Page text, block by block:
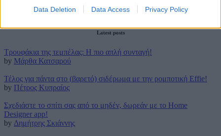
Data Deletion Data Access Privacy Policy
28 Νοεμβρίου 2025
Latest posts
Τρουφάκια της τεμπέλας: Η πιο απλή συνταγή!
by Μάρθα Κατσαρού
Τέλος για πάντα στο (βαρετό) σιδέρωμα με την ρομποτική Effie!
by Πέτρος Κυπραίος
Σχεδιάστε το σπίτι σας από το μηδέν, δωρεάν με το Home
Designer app!
by Δημήτρης Σκιάννης